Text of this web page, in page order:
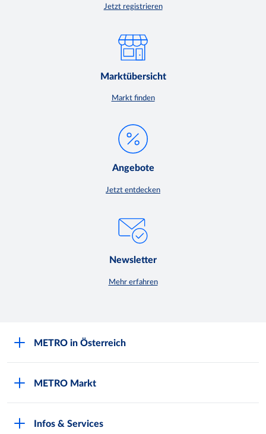
Jetzt registrieren
Marktübersicht
Markt finden
Angebote
Jetzt entdecken
Newsletter
Mehr erfahren
METRO in Österreich
METRO Markt
Infos & Services